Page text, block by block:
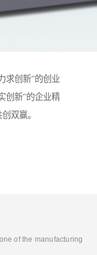
求创新”的创业
创新”的企业精
双赢。
of the manufacturing